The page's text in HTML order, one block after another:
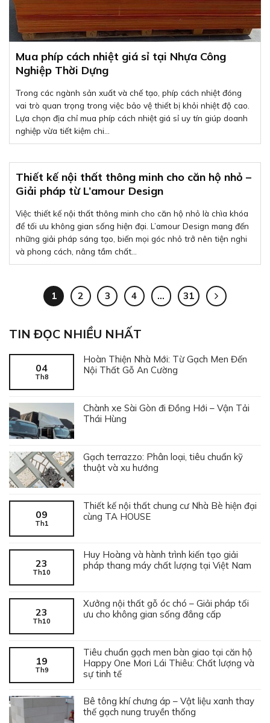
Mua phíp cách nhiệt giá sỉ tại Nhựa Công
Nghiệp Thời Dựng
Trong các ngành sản xuất và chế tạo, phíp cách nhiệt đóng
vai trò quan trọng trong việc bảo vệ thiết bị khỏi nhiệt độ cao.
Lựa chọn địa chỉ mua phíp cách nhiệt giá sỉ uy tín giúp doanh
nghiệp vừa tiết kiệm chi...
Thiết kế nội thất thông minh cho căn hộ nhỏ –
Giải pháp từ L’amour Design
Việc thiết kế nội thất thông minh cho căn hộ nhỏ là chìa khóa
để tối ưu không gian sống hiện đại. L’amour Design mang đến
những giải pháp sáng tạo, biến mọi góc nhỏ trở nên tiện nghi
và phong cách, nâng tầm chất...
1 2 3 4 … 31
TIN ĐỌC NHIỀU NHẤT
04
Th8
Hoàn Thiện Nhà Mới: Từ Gạch Men Đến
Nội Thất Gỗ An Cường
Chành xe Sài Gòn đi Đồng Hới – Vận Tải
Thái Hùng
Gạch terrazzo: Phân loại, tiêu chuẩn kỹ
thuật và xu hướng
09
Th1
Thiết kế nội thất chung cư Nhà Bè hiện đại
cùng TA HOUSE
23
Th10
Huy Hoàng và hành trình kiến tạo giải
pháp thang máy chất lượng tại Việt Nam
23
Th10
Xưởng nội thất gỗ óc chó – Giải pháp tối
ưu cho không gian sống đẳng cấp
19
Th9
Tiêu chuẩn gạch men bàn giao tại căn hộ
Happy One Mori Lái Thiêu: Chất lượng và
sự tinh tế
Bê tông khí chưng áp – Vật liệu xanh thay
thế gạch nung truyền thống